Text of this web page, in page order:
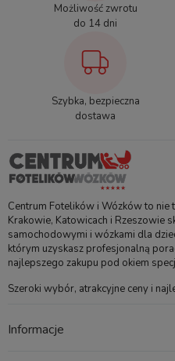
Możliwość zwrotu
do 14 dni
Szybka, bezpieczna
dostawa
Centrum Fotelików i Wózków to nie
Krakowie, Katowicach i Rzeszowie
samochodowymi i wózkami dla
którym uzyskasz profesjonalną
najlepszego zakupu pod okiem
Szeroki wybór, atrakcyjne ceny i
Informacje